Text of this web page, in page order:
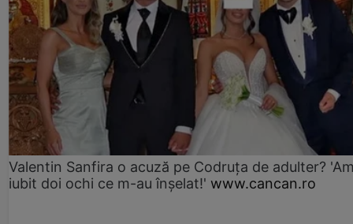
Valentin Sanfira o acuză pe Codruța de adulter?
iubit doi ochi ce m-au înșelat!' www.cancan.ro